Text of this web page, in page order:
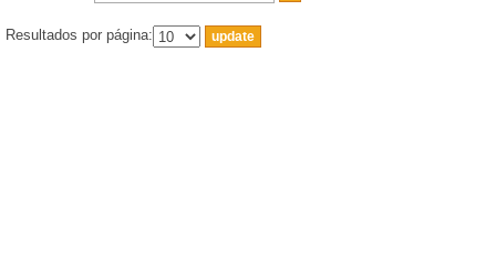
Resultados por página: